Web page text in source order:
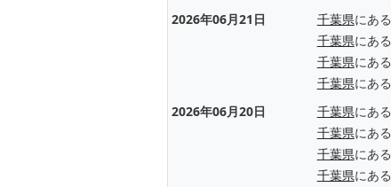
2026年06月21日
千葉県にある
千葉県にある
千葉県にある
千葉県にある
2026年06月20日
千葉県にある
千葉県にある
千葉県にある
千葉県にある